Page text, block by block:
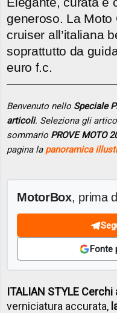
generoso. La Moto
cruiser all’italiana
soprattutto da
euro f.c.
Benvenuto nello Speciale
articoli. Seleziona gli
sommario PROVE MOTO
pagina la panoramica
MotorBox, prima
Fonte
ITALIAN STYLE Cerchi
verniciatura accurata,